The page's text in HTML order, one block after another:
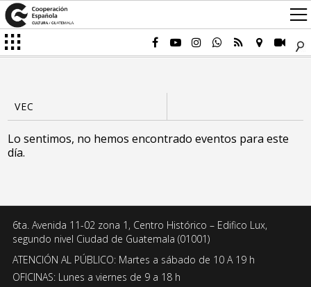
Lo sentimos, no hemos encontrado eventos para este
día.
6ta. Avenida 11-02 zona 1, Centro Histórico – Edifico Lux,
segundo nivel Ciudad de Guatemala (01001)
ATENCIÓN AL PÚBLICO: Martes a sábado de 10 A 19 h
OFICINAS: Lunes a viernes de 9 a 18 h